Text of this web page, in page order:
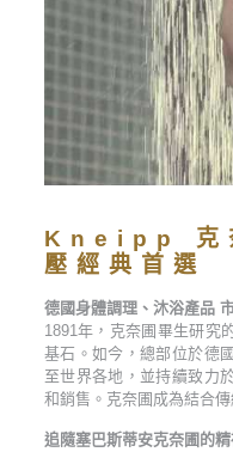
Kneipp 克
壓經典首選
德國身體調理、沐浴產品
1891年，克奈圃畢生研究
基石。如今，總部位於德
至世界各地，並持續致力
和銷售。克奈圃成為結合
追隨塞巴斯蒂安克奈圃的